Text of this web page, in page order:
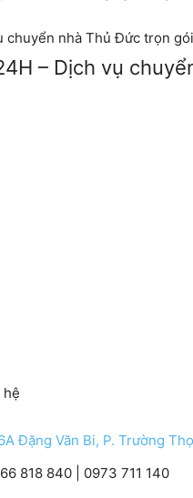
chuyển nhà Thủ Đức trọn gói
– Dịch vụ
Đặng Văn Bi, P. Trường
818 840 | 0973 711 140